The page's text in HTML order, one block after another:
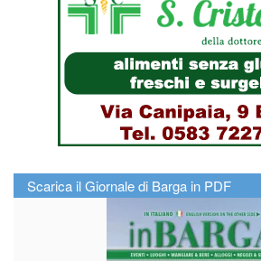
Scarica il Giornale di Barga in PDF